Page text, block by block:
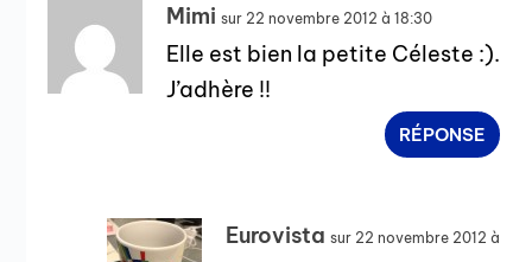
Mimi sur 22 novembre 2012 à 18:30
Elle est bien la petite Céleste :).
J’adhère !!
RÉPONSE
Eurovista sur 22 novembre 2012 à